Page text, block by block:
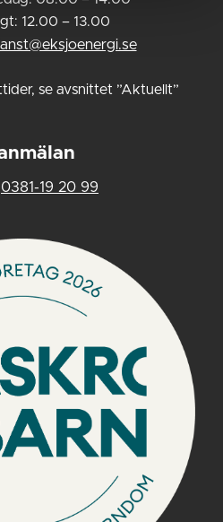
12.00 – 13.00
se avsnittet ”Aktuellt”
0381-19 20 99